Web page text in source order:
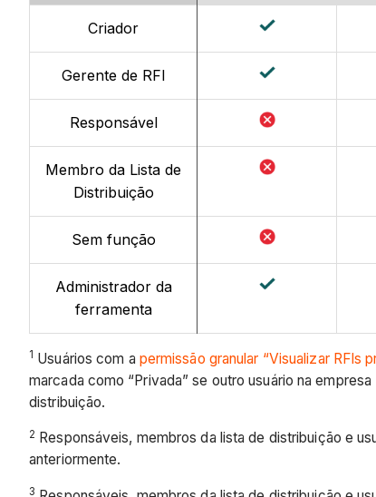
Criador
Gerente de RFI
Responsável
Membro da Lista de
Distribuição
Sem função
Administrador da
ferramenta
1 Usuários com a permissão granular “Visualizar RFIs
marcada como “Privada” se outro usuário na
distribuição.
2 Responsáveis, membros da lista de distribuição e
anteriormente.
3